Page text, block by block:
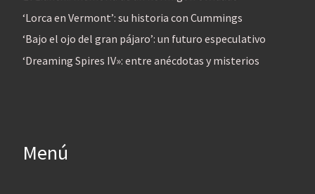
‘Lorca en Vermont’: su historia con Cummings
‘Bajo el ojo del gran pájaro’: un futuro especulativo
‘Dreaming Spires IV»: entre anécdotas y misterios
Menú